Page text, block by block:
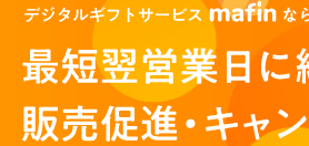
導入事例
お知らせ